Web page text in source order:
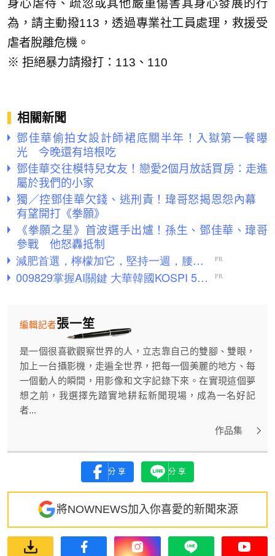
身心虐待、疏忽或其他嚴重傷害其身心發展的行
為，請主動撥113，透過專業社工員處理，救援受
虐者脫離危機。
※ 拒絕暴力請撥打：113、110
相關新聞
鄧佳華偷拍女設計師裙底關半年！入獄第一餐曝
光 今晚還有培根吃
鄧佳華交往模特兒女友！戀愛2個月放話買房：走進
屬於我們的小家
獨／控鄧佳華欠錢、逃刑責！瑋哥怒揭恩怨內幕
有望開打《拳願》
《拳願之星》首波選手出爐！孫生、鄧佳華、瑋哥
參戰 他怒轟抵制
張一笙
編輯記者
是一個很喜歡觀察世界的人，立志靠自己的雙腳、雙眼，
加上一台攝影機，走遍全世界，把每一個美麗的地方、每
一個動人的瞬間，用影像和文字記錄下來。在實現這個夢
想之前，我選擇先踏實地耕耘新聞現場，成為一名好記
者...
作品集
分享 分享
將NOWNEWS加入你喜愛的新聞來源